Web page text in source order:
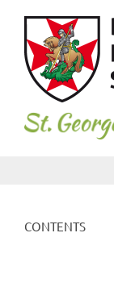
content
CONTENTS